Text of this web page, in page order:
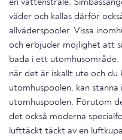
en vattenstråle.
väder och kallas därför
allväderspooler. Vissa
och erbjuder möjlighet att
bada i ett
när det är iskallt ute och
utomhuspoolen. kan
utomhuspoolen. Förutom
det också moderna
lufttäckt täckt av en